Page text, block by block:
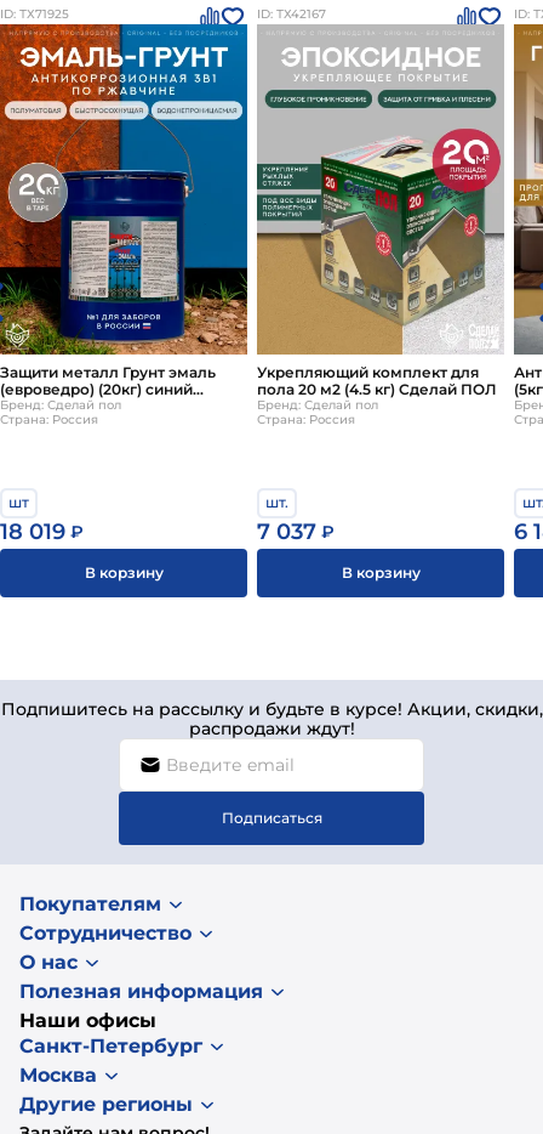
ID: ТХ71925
Защити металл Грунт эмаль
(евроведро) (20кг) синий
RAL5015 Сделай ПОЛ
Бренд: Сделай пол
Страна: Россия
шт
18 019 ₽
В корзину
ID: ТХ42167
Укрепляющий комплект для
пола 20 м2 (4.5 кг) Сделай ПОЛ
Бренд: Сделай пол
Страна: Россия
шт.
7 037 ₽
В корзину
ID:
6
Подпишитесь на рассылку и будьте в курсе! Акции, скидки,
распродажи ждут!
Подписаться
Покупателям
Сотрудничество
О нас
Полезная информация
Наши офисы
Санкт-Петербург
Москва
Другие регионы